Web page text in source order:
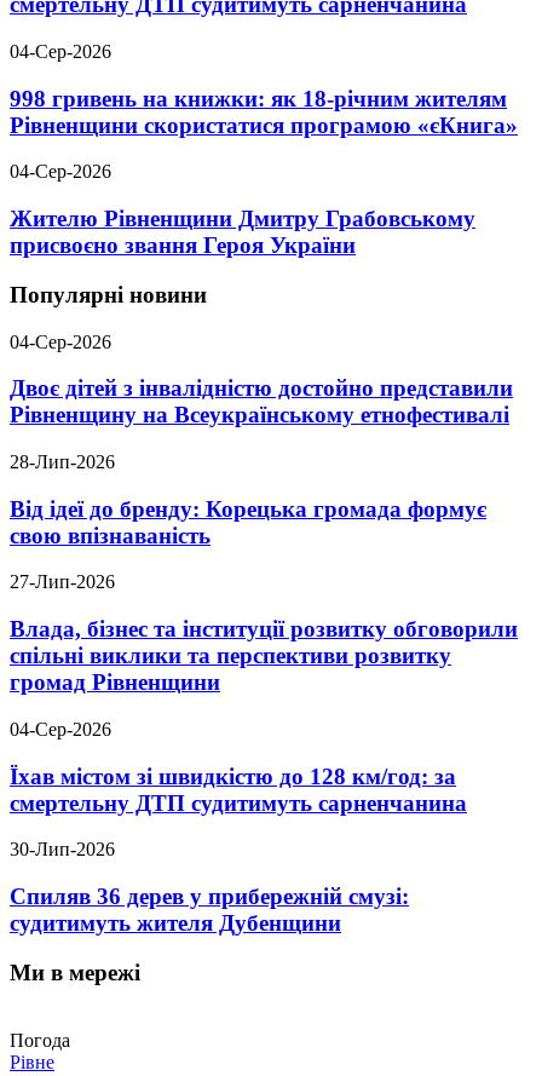
04-Сер-2026
998 гривень на книжки: як 18-річним жителям
Рівненщини скористатися програмою «єКнига»
04-Сер-2026
Жителю Рівненщини Дмитру Грабовському
присвоєно звання Героя України
Популярні новини
04-Сер-2026
Двоє дітей з інвалідністю достойно представили
Рівненщину на Всеукраїнському етнофестивалі
28-Лип-2026
Від ідеї до бренду: Корецька громада формує
свою впізнаваність
27-Лип-2026
Влада, бізнес та інституції розвитку обговорили
спільні виклики та перспективи розвитку
громад Рівненщини
04-Сер-2026
Їхав містом зі швидкістю до 128 км/год: за
смертельну ДТП судитимуть сарненчанина
30-Лип-2026
Спиляв 36 дерев у прибережній смузі:
судитимуть жителя Дубенщини
Ми в мережі
Погода
Рівне